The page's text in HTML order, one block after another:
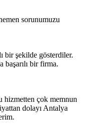
sorunumuzu
bir şekilde gösterdiler.
bir firma.
hizmetten çok memnun
dolayı Antalya